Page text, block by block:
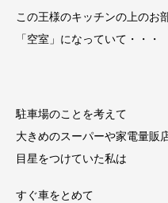
この王様のキッチンの上のお
「空室」になっていて・・・
駐車場のことを考えて
大きめのスーパーや家電量販
目星をつけていた私は
すぐ車をとめて